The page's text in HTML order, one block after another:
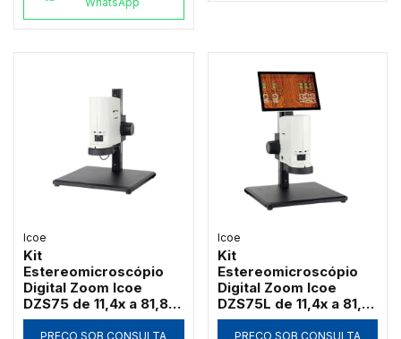
Icoe
Kit
Estereomicroscópio
Digital Zoom Icoe
DZS75 de 11,4x a 81,8x
Câmera 4MP Anel LED
PREÇO SOB CONSULTA
Icoe
Kit
Estereomicroscópio
Digital Zoom Icoe
DZS75L de 11,4x a 81,8x
Tela Touch 10" 4MP
PREÇO SOB CONSULTA